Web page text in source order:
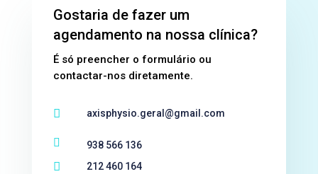
Gostaria de fazer um
agendamento na nossa clínica?
É só preencher o formulário ou
contactar-nos diretamente.
 axisphysio.geral@gmail.com
 938 566 136
 212 460 164